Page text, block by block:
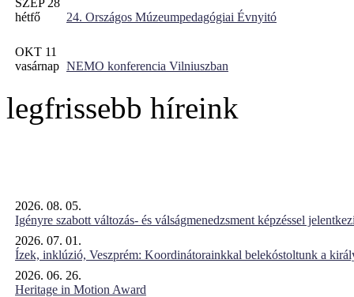
hétfő
24. Országos Múzeumpedagógiai Évnyitó
OKT 11
vasárnap NEMO konferencia Vilniuszban
legfrissebb híreink
2026. 08. 05.
Igényre szabott változás- és válságmenedzsment képzéssel
2026. 07. 01.
Ízek, inklúzió, Veszprém: Koordinátorainkkal belekóstoltunk a
2026. 06. 26.
Heritage in Motion Award